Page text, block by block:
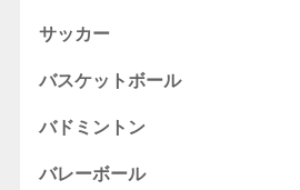
サッカー
バスケットボール
バドミントン
バレーボール